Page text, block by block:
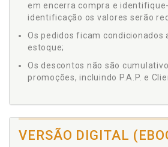
em encerra compra e
identificação os valores serão
Os pedidos ficam condicionados
estoque;
Os descontos não são
promoções, incluindo P.A.P. e
VERSÃO DIGITAL